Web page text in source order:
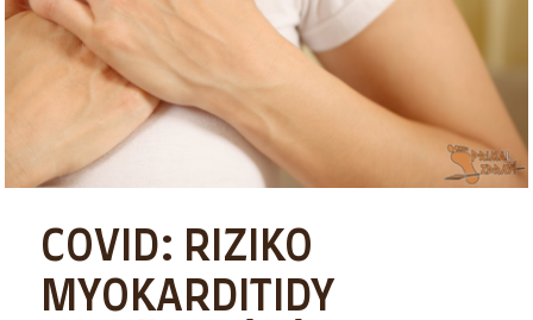
COVID: RIZIKO
MYOKARDITIDY